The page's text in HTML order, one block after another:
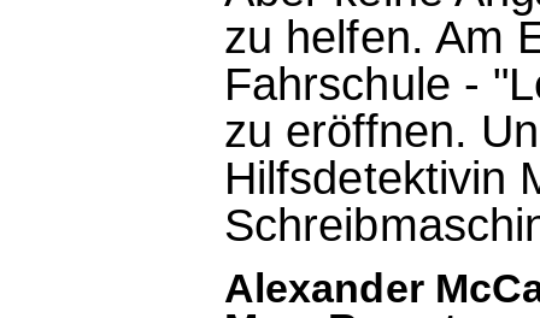
zu helfen. Am
Fahrschule -
zu eröffnen.
Hilfsdetektivin
Alexander